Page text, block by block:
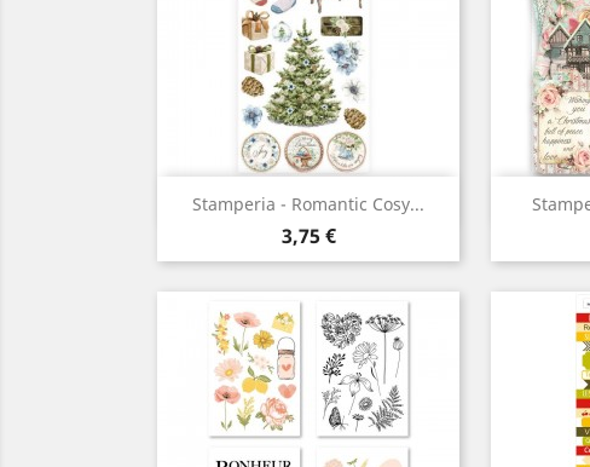
Stamperia - Romantic Cosy...
Prix
3,75 €
Aperçu rapide 